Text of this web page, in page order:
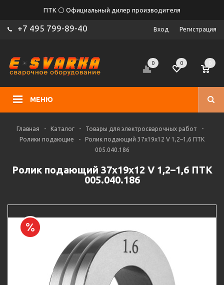
ПТК ⚪ Официальный дилер производителя
+7 495 799-89-40 Вход Регистрация
МЕНЮ
0 0
Главная - Каталог - Товары для электросварочных работ
-
Ролики подающие
-
Ролик подающий 37х19х12 V 1,2–1,6 ПТК
005.040.186
Ролик подающий 37х19х12 V 1,2–1,6 ПТК
005.040.186